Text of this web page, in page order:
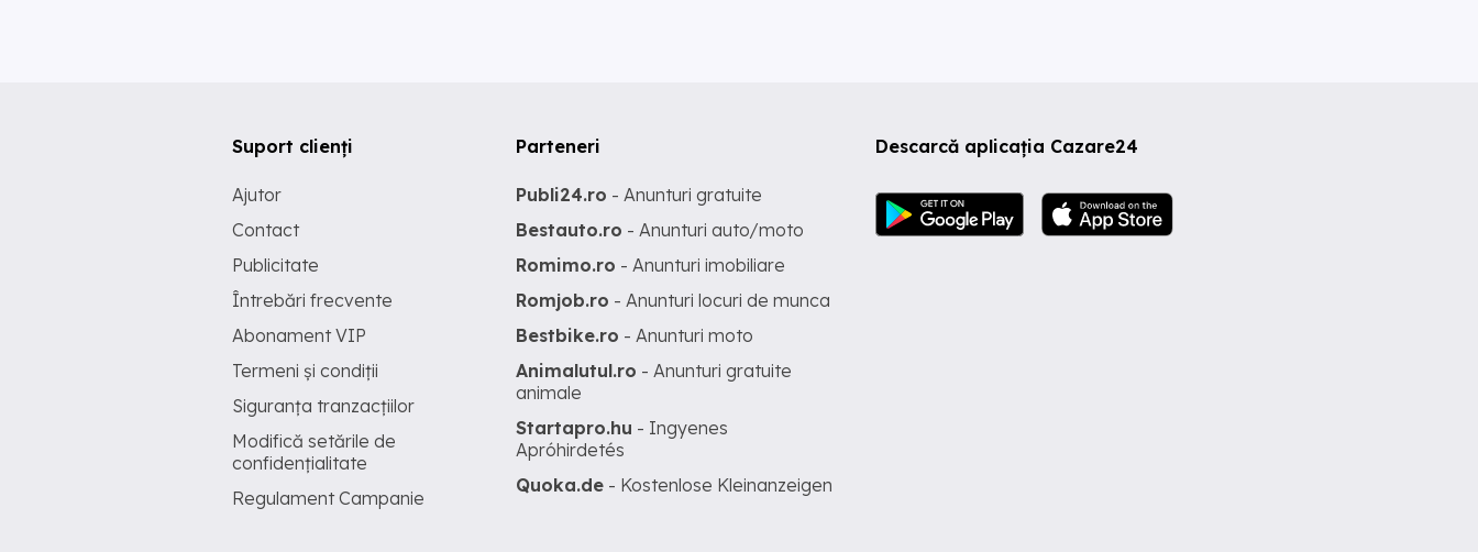
Descarcă aplicația Cazare24
Suport clienți
Ajutor
Contact
Publicitate
Întrebări frecvente
Abonament VIP
Termeni și condiții
Siguranța tranzacțiilor
Modifică setările de
confidențialitate
Regulament Campanie
Parteneri
Publi24.ro - Anunturi gratuite
Bestauto.ro - Anunturi auto/moto
Romimo.ro - Anunturi imobiliare
Romjob.ro - Anunturi locuri de munca
Bestbike.ro - Anunturi moto
Animalutul.ro - Anunturi gratuite
animale
Startapro.hu - Ingyenes
Apróhirdetés
Quoka.de - Kostenlose Kleinanzeigen